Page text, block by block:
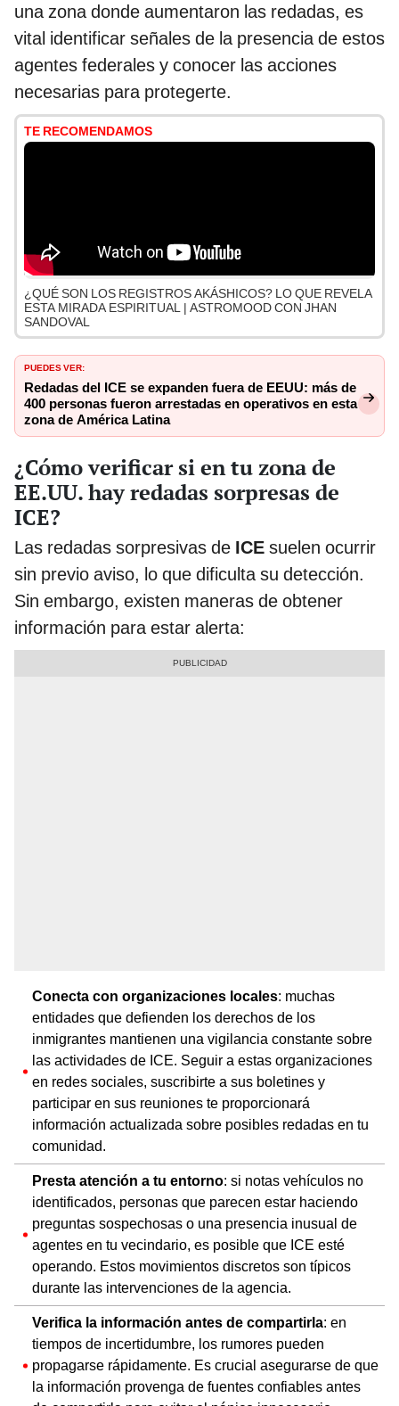
una zona donde aumentaron las redadas, es
vital identificar señales de la presencia de estos
agentes federales y conocer las acciones
necesarias para protegerte.
TE RECOMENDAMOS
¿QUÉ SON LOS REGISTROS AKÁSHICOS? LO QUE REVELA
ESTA MIRADA ESPIRITUAL | ASTROMOOD CON JHAN
SANDOVAL
PUEDES VER:
Redadas del ICE se expanden fuera de EEUU: más de
400 personas fueron arrestadas en operativos en esta
zona de América Latina
¿Cómo verificar si en tu zona de
EE.UU. hay redadas sorpresas de
ICE?
Las redadas sorpresivas de ICE suelen ocurrir
sin previo aviso, lo que dificulta su detección.
Sin embargo, existen maneras de obtener
información para estar alerta:
Conecta con organizaciones locales: muchas
entidades que defienden los derechos de los
inmigrantes mantienen una vigilancia constante sobre
las actividades de ICE. Seguir a estas organizaciones
en redes sociales, suscribirte a sus boletines y
participar en sus reuniones te proporcionará
información actualizada sobre posibles redadas en tu
comunidad.
Presta atención a tu entorno: si notas vehículos no
identificados, personas que parecen estar haciendo
preguntas sospechosas o una presencia inusual de
agentes en tu vecindario, es posible que ICE esté
operando. Estos movimientos discretos son típicos
durante las intervenciones de la agencia.
Verifica la información antes de compartirla: en
tiempos de incertidumbre, los rumores pueden
propagarse rápidamente. Es crucial asegurarse de que
la información provenga de fuentes confiables antes